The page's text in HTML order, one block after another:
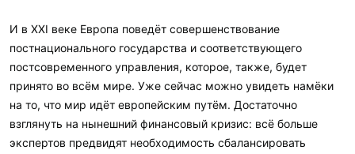
И в XXI веке Европа поведёт совершенствование
постнационального государства и соответствующего
постсовременного управления, которое, также, будет
принято во всём мире. Уже сейчас можно увидеть намёки
на то, что мир идёт европейским путём. Достаточно
взглянуть на нынешний финансовый кризис: всё больше
экспертов предвидят необходимость сбалансировать